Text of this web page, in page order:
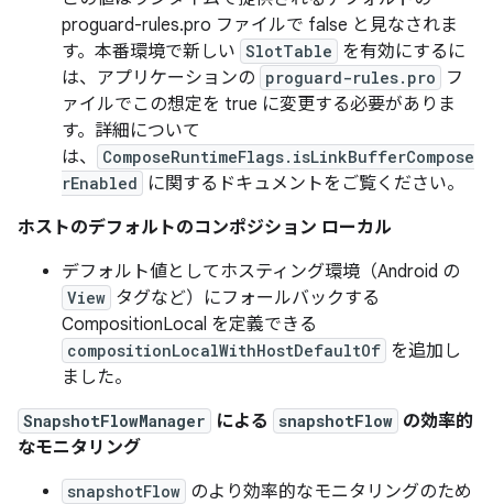
proguard-rules.pro ファイルで false と見なされま
す。本番環境で新しい SlotTable を有効にするに
は、アプリケーションの proguard-rules.pro
フ
ァイルでこの想定を true に変更する必要がありま
す。詳細について
は、
ComposeRuntimeFlags.isLinkBufferCompose
rEnabled
に関するドキュメントをご覧ください。
ホストのデフォルトのコンポジション ローカル
デフォルト値としてホスティング環境（Android の
View タグなど）にフォールバックする
CompositionLocal を定義できる
compositionLocalWithHostDefaultOf を追加し
ました。
SnapshotFlowManager による snapshotFlow の効率的
なモニタリング
snapshotFlow のより効率的なモニタリングのため